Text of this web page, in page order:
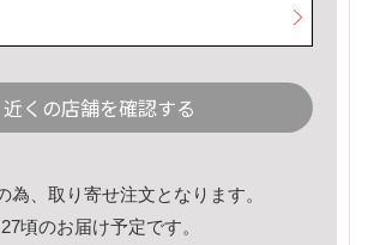
近くの店舗を確認する
為、取り寄せ注文となります。
頃のお届け予定です。